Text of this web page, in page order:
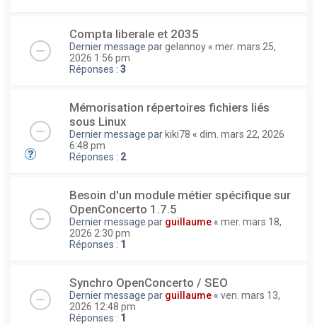
Compta liberale et 2035
Dernier message pargelannoy « mer. mars 25,
2026 1:56 pm
Réponses : 3
Mémorisation répertoires fichiers liés
sous Linux
Dernier message par kiki78 « dim. mars 22, 2026
6:48 pm
Réponses : 2
Besoin d'un module métier spécifique sur
OpenConcerto 1.7.5
Dernier message par guillaume « mer. mars 18,
2026 2:30 pm
Réponses : 1
Synchro OpenConcerto / SEO
Dernier message par guillaume « ven. mars 13,
2026 12:48 pm
Réponses : 1